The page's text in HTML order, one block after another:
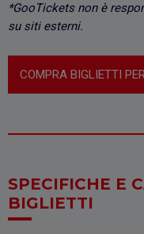
*GooTickets non è
su siti esterni.
COMPRA BIGLIETTI
SPECIFICHE E
BIGLIETTI